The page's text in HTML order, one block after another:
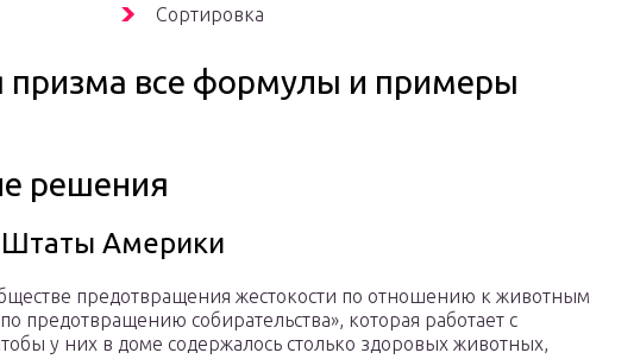
Сортировка
призма все формулы и примеры
решения
Америки
предотвращения жестокости по отношению к животным
предотвращению собирательства», которая работает с
у них в доме содержалось столько здоровых животных,